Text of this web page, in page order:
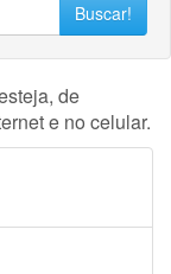
Buscar!
de
e no celular.